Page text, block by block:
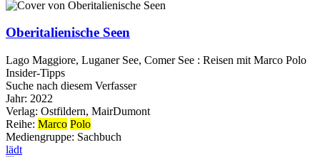
Oberitalienische Seen
Lago Maggiore, Luganer See, Comer See : Reisen mit Marco Polo
Insider-Tipps
Suche nach diesem Verfasser
Jahr: 2022
Verlag: Ostfildern, MairDumont
Reihe: Marco Polo
Mediengruppe: Sachbuch
lädt